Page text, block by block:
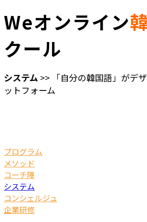
Weオンライン
クール
システム >> 「自分の韓国語」がデ
ットフォーム
プログラム
メソッド
コーチ陣
システム
コンシェルジュ
企業研修